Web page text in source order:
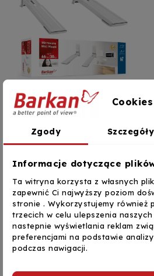
Barkan
Barkan 114.W Uchwyt
29–42 cm, biały
97,75 zł
DODAJ DO KOSZYKA
Pokazano 1-3 z 3 pozycji
Półki
Cookies
Zgody Szczegóły
Informacje dotyczące
Ta witryna korzysta z własnych
zapewnić Ci najwyższy poziom
stronie . Wykorzystujemy również
trzecich w celu ulepszenia naszych
nastepnie wyświetlania reklam
preferencjami na podstawie
podczas nawigacji.